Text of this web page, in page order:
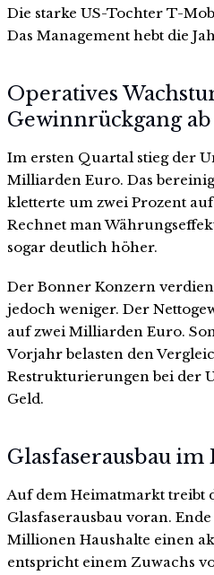
Die starke US-Tochter T-
Das Management hebt die
Operatives
Gewinnrückgang ab
Im ersten Quartal stieg der
Milliarden Euro. Das
kletterte um zwei Prozent
Rechnet man
sogar deutlich höher.
Der Bonner Konzern
jedoch weniger. Der
auf zwei Milliarden Euro.
Vorjahr belasten den
Restrukturierungen bei der
Geld.
Glasfaserausbau im
Auf dem Heimatmarkt treibt
Glasfaserausbau voran.
Millionen Haushalte einen
entspricht einem Zuwachs